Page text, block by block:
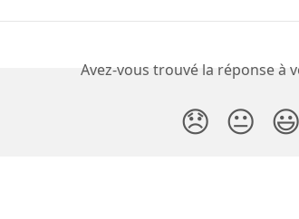
Avez-vous trouvé la réponse à
😞 😐 😃